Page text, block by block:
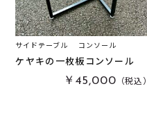
サイドテーブル コンソール
ケヤキの一枚板コンソール
￥45,000 （税込）